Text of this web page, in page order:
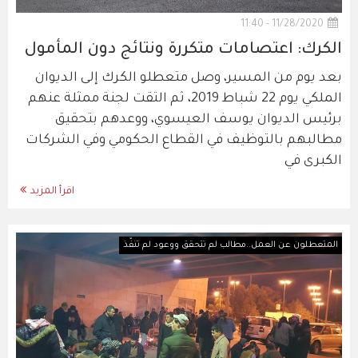
11/28/2020 - 11:40
الكرك: اعتصامات متكررة ونتائج دون المأمول
بعد يوم من المسير، وصل متعطلو الكرك إلى الديوان
الملكي يوم 22 شباط 2019، ثم التقت لجنة ممثلة عنهم
برئيس الديوان يوسف العيسوي، ووعدهم بتحقيق
مطالبهم بالتوظيف في القطاع الحكومي وفي الشركات
الكبرى في
اقرأ المزيد
المتعطلون عن العمل..مطالب لم تتحقق ووعود لم تنفّذ